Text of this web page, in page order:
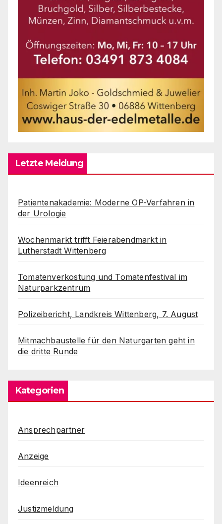
Letzte Meldung
Patientenakademie: Moderne OP-Verfahren in
der Urologie
Wochenmarkt trifft Feierabendmarkt in
Lutherstadt Wittenberg
Tomatenverkostung und Tomatenfestival im
Naturparkzentrum
Polizeibericht, Landkreis Wittenberg, 7. August
Mitmachbaustelle für den Naturgarten geht in
die dritte Runde
Kategorien
Ansprechpartner
Anzeige
Ideenreich
Justizmeldung